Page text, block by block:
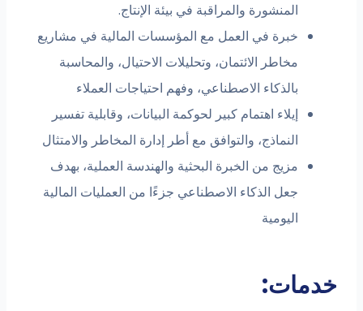
المنشورة والمراقبة في بيئة الإنتاج.
خبرة في العمل مع المؤسسات المالية في مشاريع
مخاطر الائتمان، وتحليلات الاحتيال، والمحاسبة
بالذكاء الاصطناعي، وفهم احتياجات العملاء
إيلاء اهتمام كبير لحوكمة البيانات، وقابلية تفسير
النماذج، والتوافق مع أطر إدارة المخاطر والامتثال
مزيج من الخبرة البحثية والهندسة العملية، بهدف
جعل الذكاء الاصطناعي جزءًا من العمليات المالية
اليومية
خدمات: